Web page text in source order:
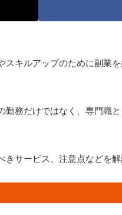
キルアップのために副業
務だけではなく、専門職
サービス、注意点などを解